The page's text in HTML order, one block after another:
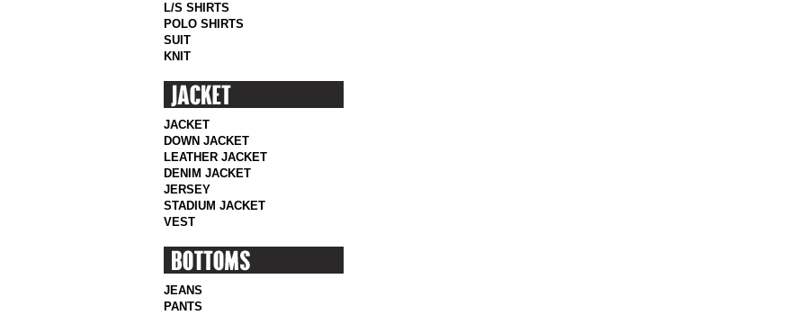
L/S SHIRTS
POLO SHIRTS
SUIT
KNIT
JACKET
DOWN JACKET
LEATHER JACKET
DENIM JACKET
JERSEY
STADIUM JACKET
VEST
JEANS
PANTS